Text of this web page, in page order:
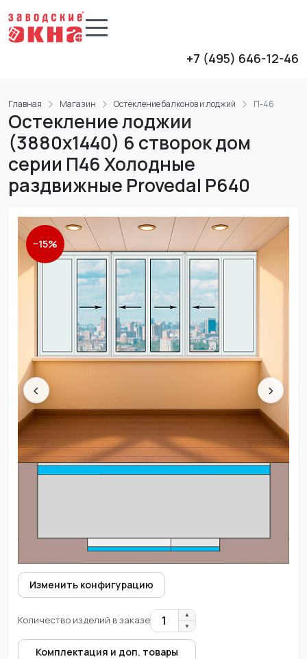
+7 (495) 646-12-46
Главная Магазин Остекление балконов и лоджий П-46
Остекление лоджии
(3880х1440) 6 створок дом
серии П46 Холодные
раздвижные Provedal P640
−15%
‹ ›
Изменить конфигурацию
Количество изделий в заказе 1
▲
▼
Комплектация и доп. товары